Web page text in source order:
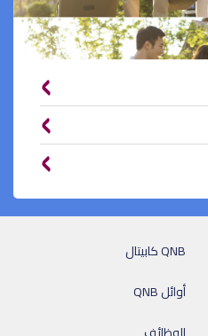
QNB كابيتال
أوائل QNB